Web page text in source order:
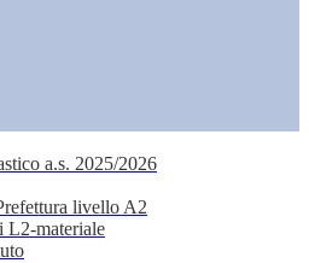
a.s. 2025/2026
livello A2
L2-materiale